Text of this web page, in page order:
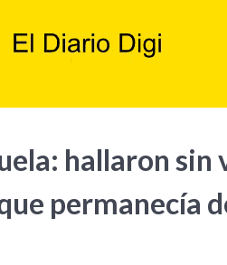
hallaron sin
permanecía